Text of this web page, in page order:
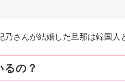
さんが結婚した旦那は韓国人
るの？